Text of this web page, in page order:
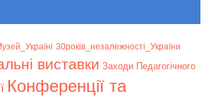
30років_незалежності_України
виставки Заходи Педагогічного
Конференції та